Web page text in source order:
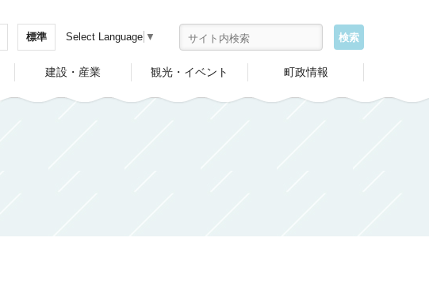
建設・産業 観光・イベント 町政情報
標準 Select Language ▼